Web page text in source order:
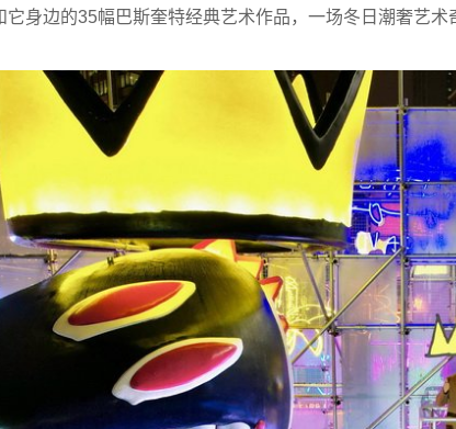
它身边的35幅巴斯奎特经典艺术作品，一场冬日潮奢艺术